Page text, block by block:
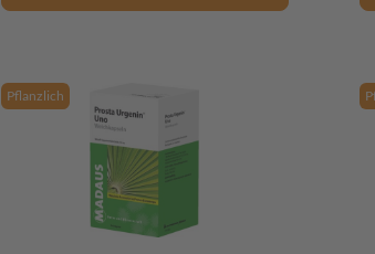
Pflanzlich